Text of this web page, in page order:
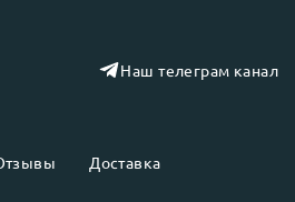
Доставка
Наш телеграм канал